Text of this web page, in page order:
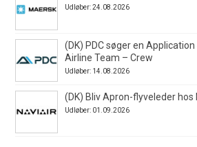
Udløber: 24.08.2026
(DK) PDC søger en
Airline Team – Crew
Udløber: 14.08.2026
(DK) Bliv Apron-flyveleder hos
Udløber: 01.09.2026